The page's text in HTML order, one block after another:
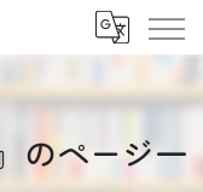
のページ一